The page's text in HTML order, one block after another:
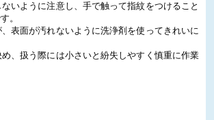
いように注意し、手で触って指紋をつけること
。
表面が汚れないように洗浄剤を使ってきれいに
、扱う際には小さいと紛失しやすく慎重に作業